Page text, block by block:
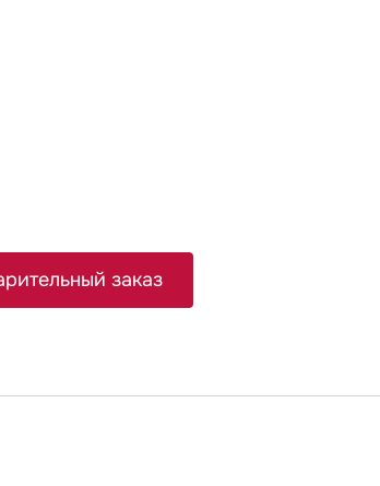
заказ